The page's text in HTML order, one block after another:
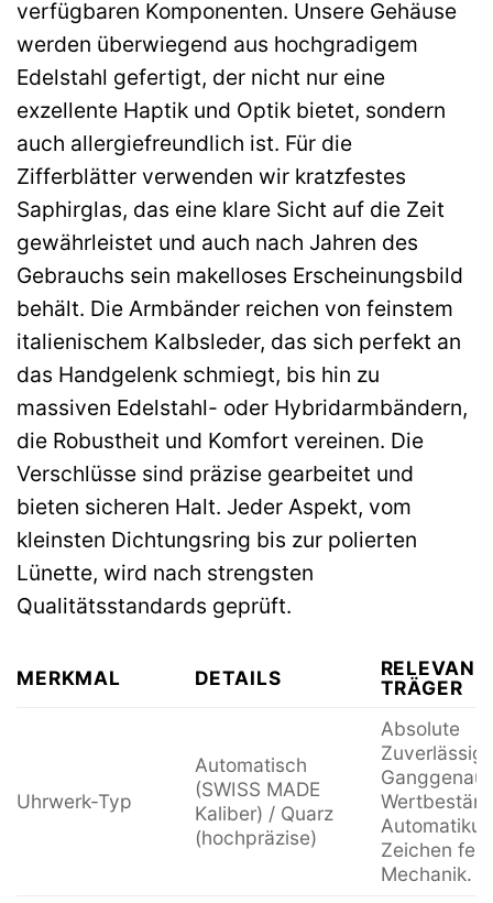
verfügbaren Komponenten. Unsere Gehäuse
werden überwiegend aus hochgradigem
Edelstahl gefertigt, der nicht nur eine
exzellente Haptik und Optik bietet, sondern
auch allergiefreundlich ist. Für die
Zifferblätter verwenden wir kratzfestes
Saphirglas, das eine klare Sicht auf die Zeit
gewährleistet und auch nach Jahren des
Gebrauchs sein makelloses Erscheinungsbild
behält. Die Armbänder reichen von feinstem
italienischem Kalbsleder, das sich perfekt an
das Handgelenk schmiegt, bis hin zu
massiven Edelstahl- oder Hybridarmbändern,
die Robustheit und Komfort vereinen. Die
Verschlüsse sind präzise gearbeitet und
bieten sicheren Halt. Jeder Aspekt, vom
kleinsten Dichtungsring bis zur polierten
Lünette, wird nach strengsten
Qualitätsstandards geprüft.
MERKMAL DETAILS
TRÄGER
Uhrwerk-Typ
Automatisch
(SWISS MADE
Kaliber) / Quarz
(hochpräzise)
Absolute
Zeichen
Mechanik.